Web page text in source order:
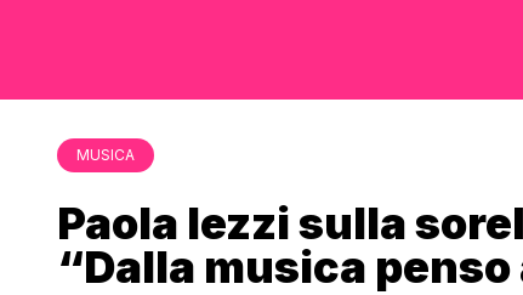
MUSICA
Paola Iezzi sulla
“Dalla musica